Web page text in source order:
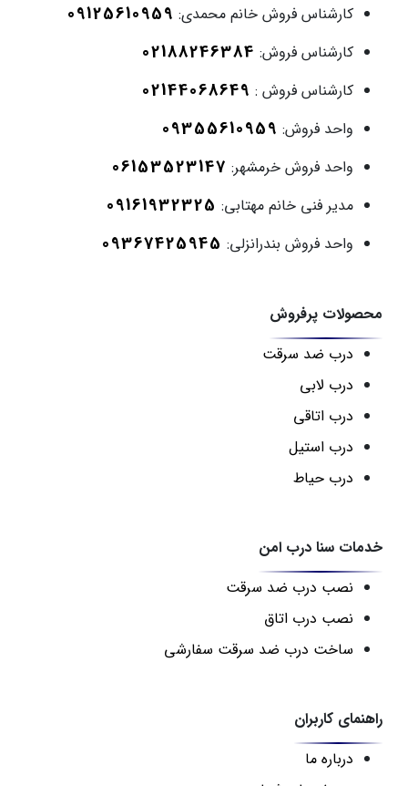
کارشناس فروش خانم محمدی: 09125610959
کارشناس فروش: 02188246384
کارشناس فروش : 02144068649
واحد فروش: 09355610959
واحد فروش خرمشهر: 06153523147
مدیر فنی خانم مهتابی: 09161932325
واحد فروش بندرانزلی: 09367425945
محصولات پرفروش
درب ضد سرقت
درب لابی
درب اتاقی
درب استیل
درب حیاط
خدمات سنا درب امن
نصب درب ضد سرقت
نصب درب اتاق
ساخت درب ضد سرقت سفارشی
راهنمای کاربران
درباره ما